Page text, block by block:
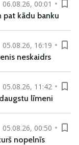
06.08.26, 00:01
pat kādu banku
05.08.26, 16:19
neskaidrs
05.08.26, 11:42
līmeni
05.08.26, 00:50
nopelnīs